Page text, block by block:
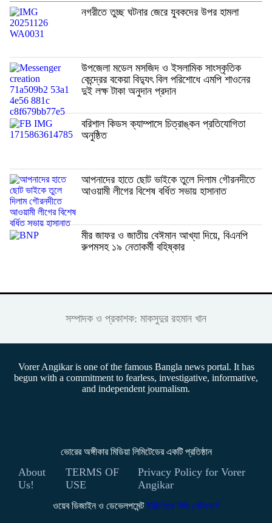
নগরীতে তুচ্ছ ঘটনার জেরে যুবকদের উপর হামলা
উপজেলা মডেল মসজিদ ও ইসলামিক সাংস্কৃতিক
কেন্দ্রের বকেয়া বিদ্যুৎ বিল পরিশোধে এমপি শাওনের
দুই লক্ষ টাকা অনুদান প্রদান
বরিশাল কিডস ক্যাম্পাসে চিত্রাঙ্কন প্রতিযোগিতা
অনুষ্ঠিত
আপনাদের হাতে ছোট ভাইকে তুলে দিলাম গৌরনদীতে
আওয়ামী লীগের বিশেষ বর্ধিত সভায় হাসানাত
মীর জাফর ও জাতীয় বেঈমান আখ্যা দিয়ে, বিএনপি
রুপমসহ ১৯ নেতাকর্মী বহিষ্কার
সম্পাদক ও প্রকাশক: মাকসুদুর রহমান খান
Vorer Angikar is one of the famous Bangla news portal. It has
begun with a commitment to fearless, investigative, informative,
and independent journalism.
ভোরের অঙ্গীকার মিডিয়া লিমিটেডের একটি প্রতিষ্ঠান
About
Us!
TERMS OF
USE
Privacy Policy for Vorer
Angikar
ওয়েব ডিজাইন ও ডেভেলপমেন্টইঞ্জিনিয়ার বিডি নেটওয়ার্ক